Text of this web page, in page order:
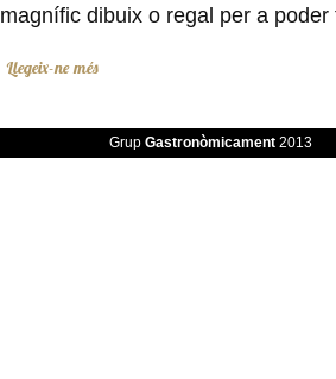
magnífic dibuix o regal per a
Llegeix-ne més
Grup Gastronòmicament2013